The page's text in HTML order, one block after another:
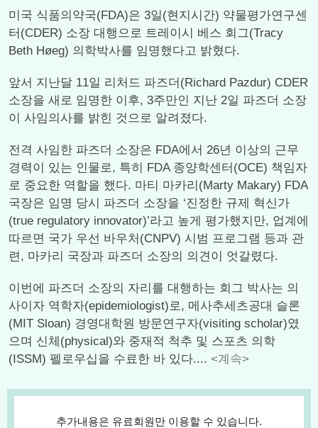
미국 식품의약국(FDA)은 3일(현지시간) 약물평가연구센
터(CDER) 소장 대행으로 트레이시 베스 회그(Tracy
Beth Høeg) 의학박사를 임명했다고 밝혔다.
앞서 지난달 11일 리처드 파즈더(Richard Pazdur) CDER
소장을 새로 임명한 이후, 3주만인 지난 2일 파즈더 소장
이 사임의사를 밝힌 것으로 알려졌다.
전격 사임한 파즈더 소장은 FDA에서 26년 이상의 근무
경력이 있는 인물로, 특히 FDA 종양학센터(OCE) 책임자
로 중요한 역할을 했다. 마티 마카리(Marty Makary) FDA
국장은 임명 당시 파즈더 소장을 ‘진정한 규제 혁신가
(true regulatory innovator)’라고 높게 평가했지만, 업계에
따르면 국가 우선 바우처(CNPV) 시범 프로그램 등과 관
련, 마카리 국장과 파즈더 소장의 의견이 엇갈렸다.
이번에 파즈더 소장의 자리를 대행하는 회그 박사는 의
사이자 역학자(epidemiologist)로, 메사추세츠공대 슬론
(MIT Sloan) 경영대학원 방문연구자(visiting scholar)였
으며 신체(physical)와 중재적 척추 및 스포츠 의학
(ISSM) 펠로우십을 수료한 바 있다.... <계속>
추가내용은 유료회원만 이용할 수 있습니다.